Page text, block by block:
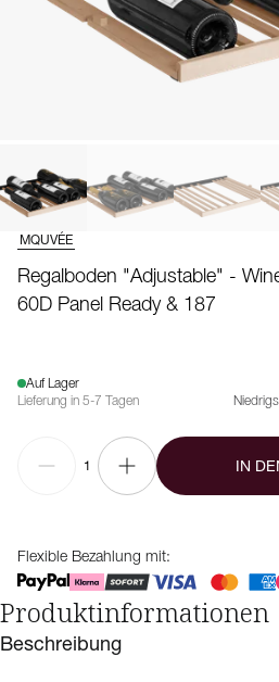
MQUVÉE
Regalboden "Adjustable" -
60D Panel Ready & 187
Auf Lager
Lieferung in 5-7 Tagen
1 IN
Flexible Bezahlung mit:
Produktinformationen
Beschreibung